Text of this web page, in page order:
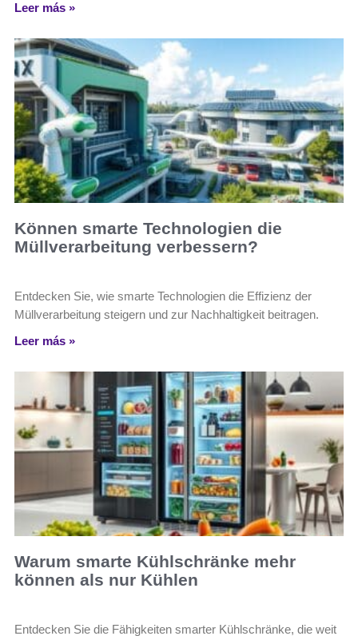
Leer más »
Können smarte Technologien die
Müllverarbeitung verbessern?
Entdecken Sie, wie smarte Technologien die Effizienz der
Müllverarbeitung steigern und zur Nachhaltigkeit beitragen.
Leer más »
Warum smarte Kühlschränke mehr
können als nur Kühlen
Entdecken Sie die Fähigkeiten smarter Kühlschränke, die weit